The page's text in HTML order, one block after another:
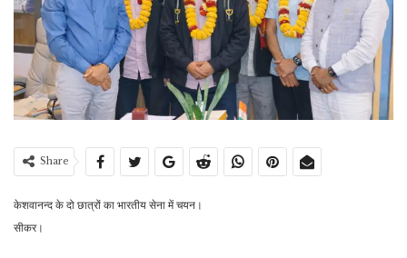
Share
केशवानन्द के दो छात्रों का भारतीय सेना में चयन।
सीकर।